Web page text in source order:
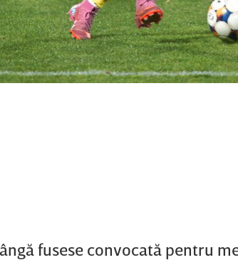
fusese convocată pentru